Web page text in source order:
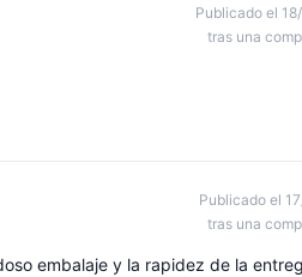
Publicado el
tras una
Publicado el
tras una
embalaje y la rapidez de la